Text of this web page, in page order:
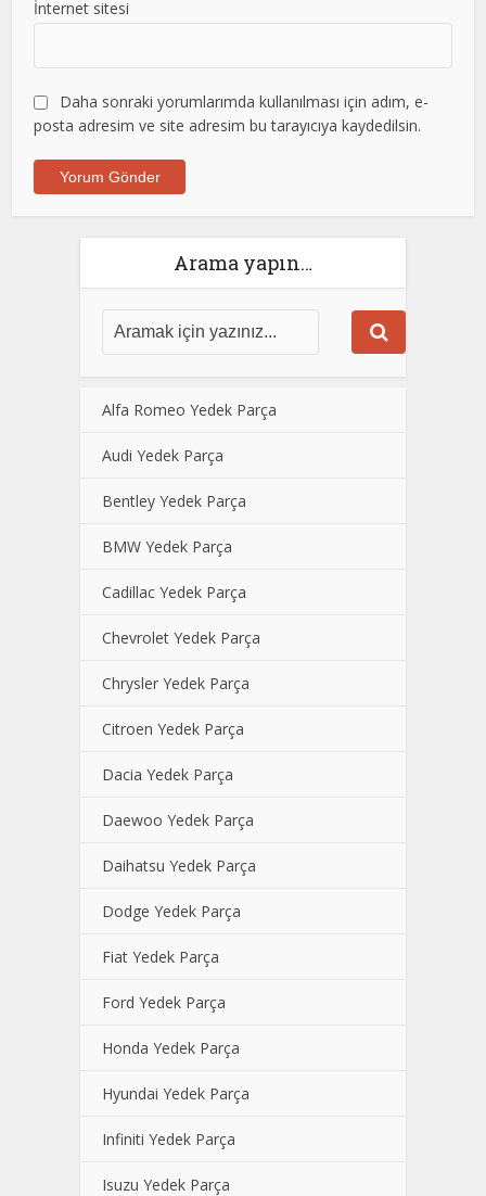
İnternet sitesi
Daha sonraki yorumlarımda kullanılması için adım, e-
posta adresim ve site adresim bu tarayıcıya kaydedilsin.
Arama yapın…
Alfa Romeo Yedek Parça
Audi Yedek Parça
Bentley Yedek Parça
BMW Yedek Parça
Cadillac Yedek Parça
Chevrolet Yedek Parça
Chrysler Yedek Parça
Citroen Yedek Parça
Dacia Yedek Parça
Daewoo Yedek Parça
Daihatsu Yedek Parça
Dodge Yedek Parça
Fiat Yedek Parça
Ford Yedek Parça
Honda Yedek Parça
Hyundai Yedek Parça
Infiniti Yedek Parça
Isuzu Yedek Parça